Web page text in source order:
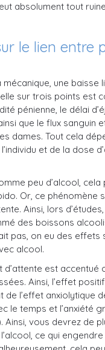
absolument tout
le lien entre
une baisse
sur trois points est
pénienne, le délai
que le flux sanguin
dames. Tout cela
et de la dose
peu d’alcool, cela
Or, ce phénomène
Ainsi, lors
des boissons
pas, on eu des effets
alcool.
est accentué
Ainsi, l’effet
de l’effet anxiolytique
le temps et l’anxiété
Ainsi, vous devrez de
ce qui